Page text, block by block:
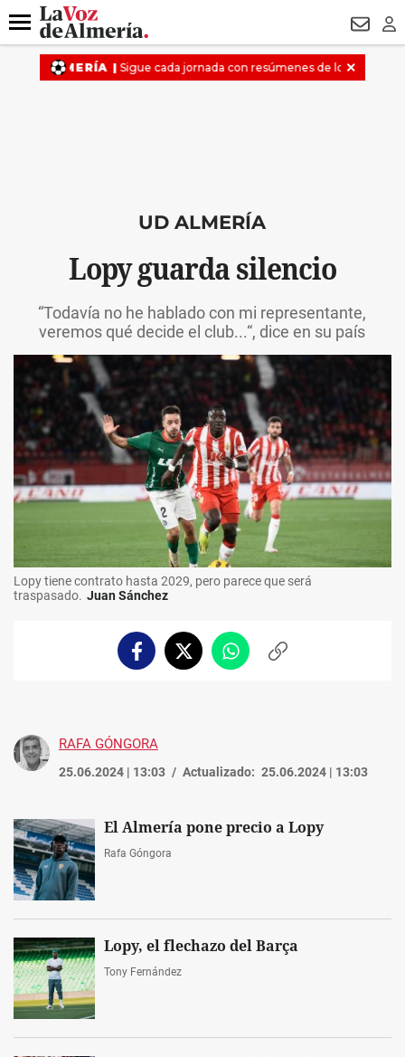
DESTACADO TURISMO
Menú
UD ALMERÍA
Lopy guarda silencio
“Todavía no he hablado con mi representante,
veremos qué decide el club...“, dice en su país
Lopy tiene contrato hasta 2029, pero parece que será
traspasado. Juan Sánchez
FacebookTwitterWhatsappCopiar
RAFA GÓNGORA
25.06.2024 | 13:03 Actualizado: 25.06.2024 | 13:03
El Almería pone precio a Lopy
Rafa Góngora
Lopy, el flechazo del Barça
Tony Fernández